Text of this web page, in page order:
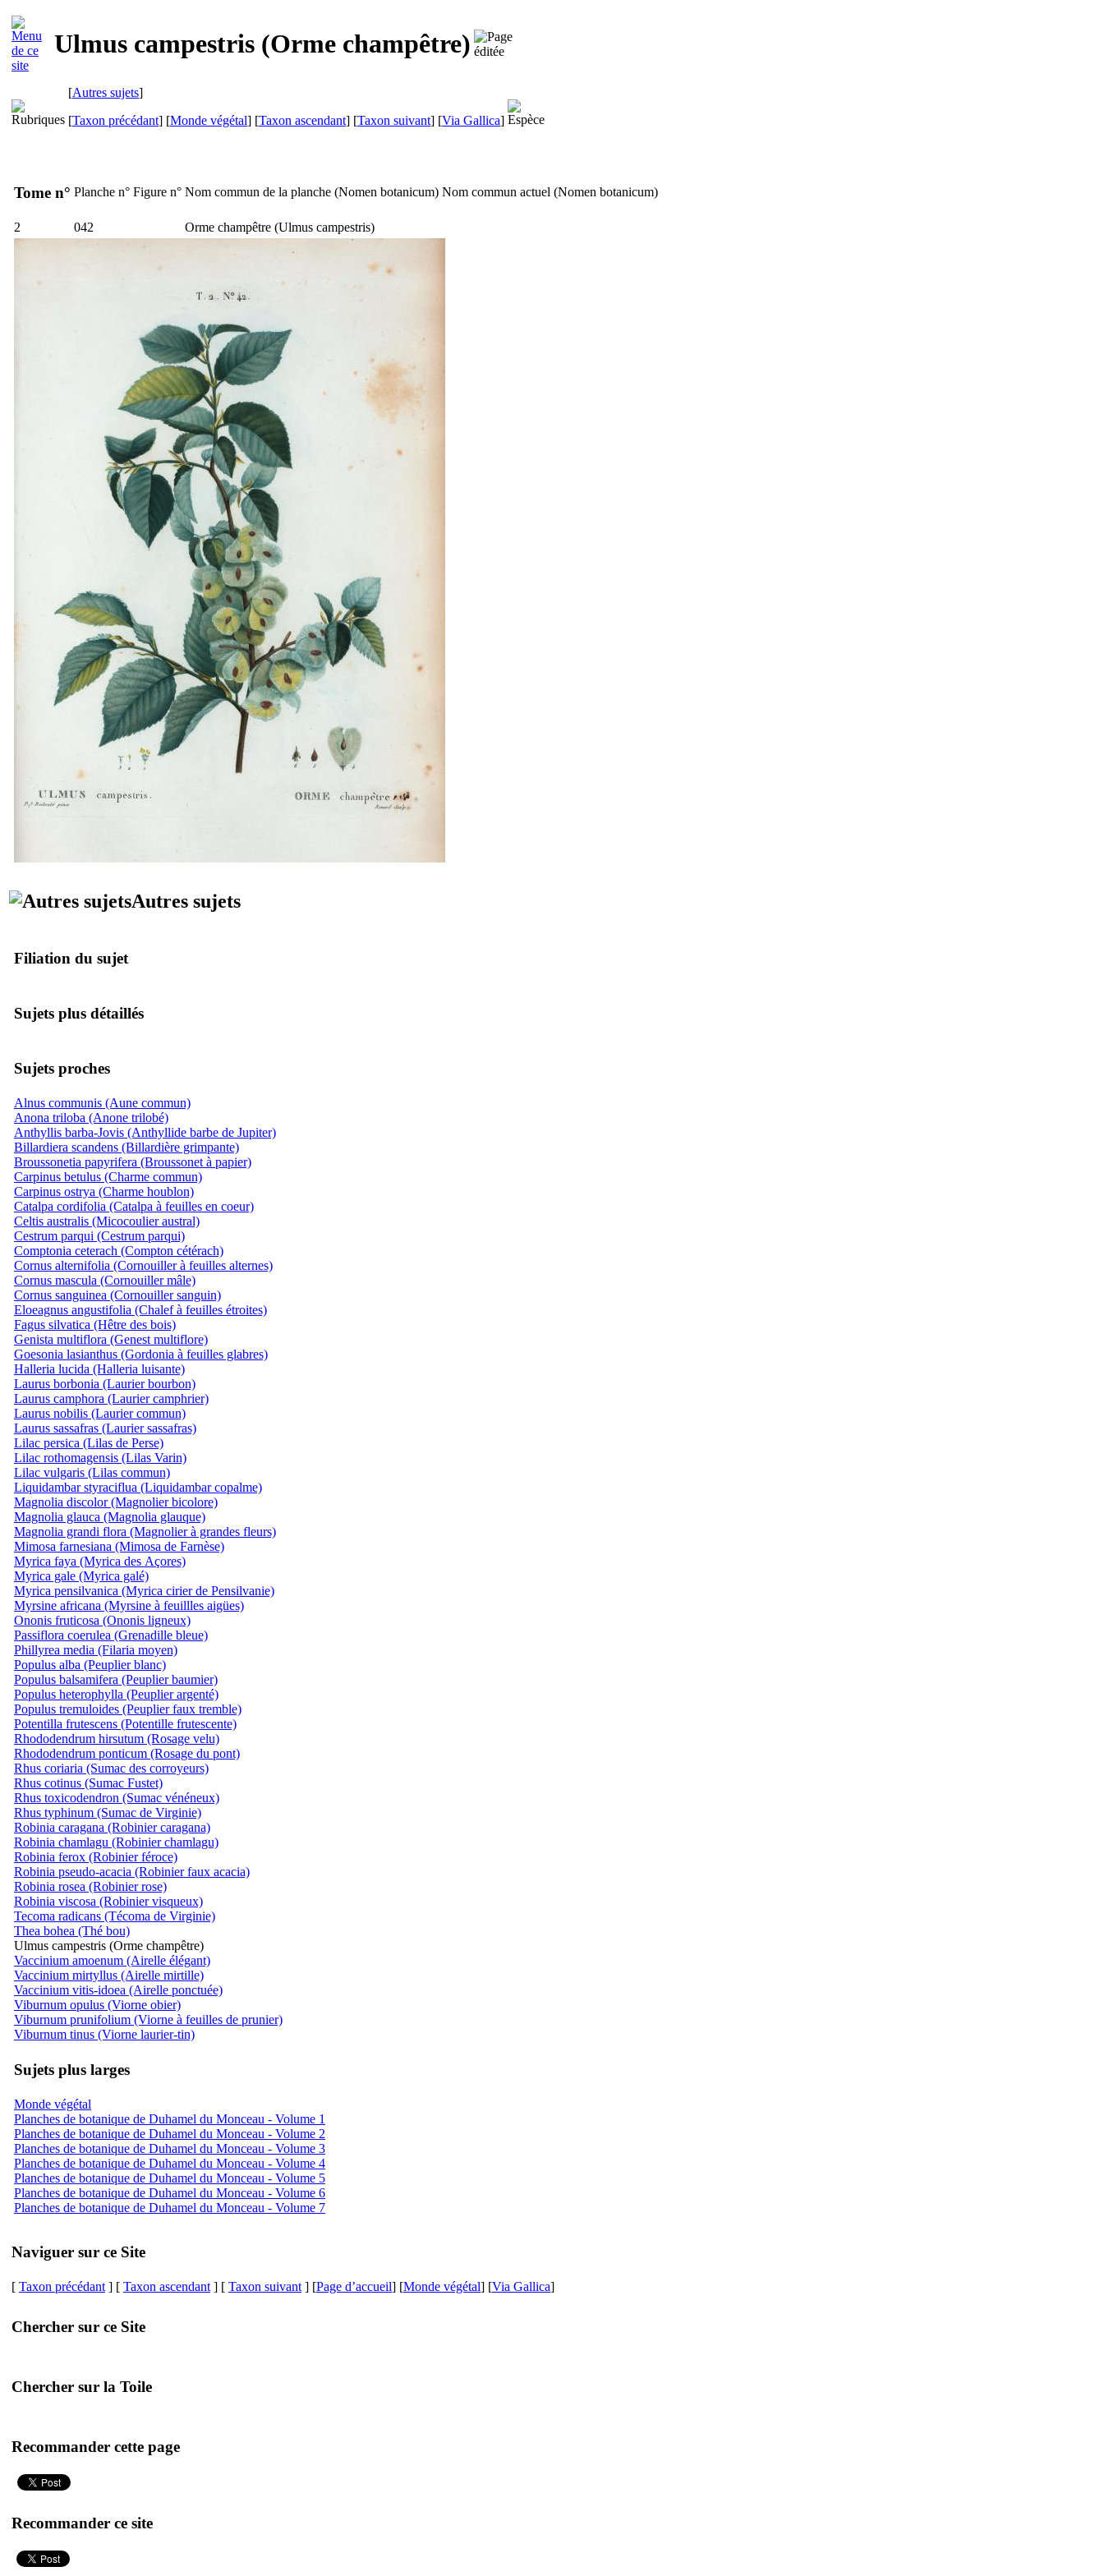
Ulmus campestris (Orme champêtre)
[Autres sujets]
[Taxon précédant] [Monde végétal] [Taxon ascendant] [Taxon suivant] [Via Gallica]
Tome n° Planche n° Figure n° Nom commun de la planche (Nomen botanicum) Nom commun actuel (Nomen botanicum)
2 042 Orme champêtre (Ulmus campestris)
Autres sujets
Filiation du sujet
Sujets plus détaillés
Sujets proches
Alnus communis (Aune commun)
Anona triloba (Anone trilobé)
Anthyllis barba-Jovis (Anthyllide barbe de Jupiter)
Billardiera scandens (Billardière grimpante)
Broussonetia papyrifera (Broussonet à papier)
Carpinus betulus (Charme commun)
Carpinus ostrya (Charme houblon)
Catalpa cordifolia (Catalpa à feuilles en coeur)
Celtis australis (Micocoulier austral)
Cestrum parqui (Cestrum parqui)
Comptonia ceterach (Compton cétérach)
Cornus alternifolia (Cornouiller à feuilles alternes)
Cornus mascula (Cornouiller mâle)
Cornus sanguinea (Cornouiller sanguin)
Eloeagnus angustifolia (Chalef à feuilles étroites)
Fagus silvatica (Hêtre des bois)
Genista multiflora (Genest multiflore)
Goesonia lasianthus (Gordonia à feuilles glabres)
Halleria lucida (Halleria luisante)
Laurus borbonia (Laurier bourbon)
Laurus camphora (Laurier camphrier)
Laurus nobilis (Laurier commun)
Laurus sassafras (Laurier sassafras)
Lilac persica (Lilas de Perse)
Lilac rothomagensis (Lilas Varin)
Lilac vulgaris (Lilas commun)
Liquidambar styraciflua (Liquidambar copalme)
Magnolia discolor (Magnolier bicolore)
Magnolia glauca (Magnolia glauque)
Magnolia grandi flora (Magnolier à grandes fleurs)
Mimosa farnesiana (Mimosa de Farnèse)
Myrica faya (Myrica des Açores)
Myrica gale (Myrica galé)
Myrica pensilvanica (Myrica cirier de Pensilvanie)
Myrsine africana (Myrsine à feuillles aigües)
Ononis fruticosa (Ononis ligneux)
Passiflora coerulea (Grenadille bleue)
Phillyrea media (Filaria moyen)
Populus alba (Peuplier blanc)
Populus balsamifera (Peuplier baumier)
Populus heterophylla (Peuplier argenté)
Populus tremuloides (Peuplier faux tremble)
Potentilla frutescens (Potentille frutescente)
Rhododendrum hirsutum (Rosage velu)
Rhododendrum ponticum (Rosage du pont)
Rhus coriaria (Sumac des corroyeurs)
Rhus cotinus (Sumac Fustet)
Rhus toxicodendron (Sumac vénéneux)
Rhus typhinum (Sumac de Virginie)
Robinia caragana (Robinier caragana)
Robinia chamlagu (Robinier chamlagu)
Robinia ferox (Robinier féroce)
Robinia pseudo-acacia (Robinier faux acacia)
Robinia rosea (Robinier rose)
Robinia viscosa (Robinier visqueux)
Tecoma radicans (Técoma de Virginie)
Thea bohea (Thé bou)
Ulmus campestris (Orme champêtre)
Vaccinium amoenum (Airelle élégant)
Vaccinium mirtyllus (Airelle mirtille)
Vaccinium vitis-idoea (Airelle ponctuée)
Viburnum opulus (Viorne obier)
Viburnum prunifolium (Viorne à feuilles de prunier)
Viburnum tinus (Viorne laurier-tin)
Sujets plus larges
Monde végétal
Planches de botanique de Duhamel du Monceau - Volume 1
Planches de botanique de Duhamel du Monceau - Volume 2
Planches de botanique de Duhamel du Monceau - Volume 3
Planches de botanique de Duhamel du Monceau - Volume 4
Planches de botanique de Duhamel du Monceau - Volume 5
Planches de botanique de Duhamel du Monceau - Volume 6
Planches de botanique de Duhamel du Monceau - Volume 7
Naviguer sur ce Site
[ Taxon précédant ] [ Taxon ascendant ] [ Taxon suivant ] [Page d’accueil] [Monde végétal] [Via Gallica]
Chercher sur ce Site
Chercher sur la Toile
Recommander cette page
Recommander ce site